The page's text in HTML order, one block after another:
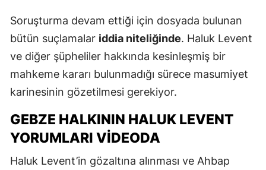
Soruşturma devam ettiği için dosyada bulunan
bütün suçlamalar iddia niteliğinde. Haluk Levent
ve diğer şüpheliler hakkında kesinleşmiş bir
mahkeme kararı bulunmadığı sürece masumiyet
karinesinin gözetilmesi gerekiyor.
GEBZE HALKININ HALUK LEVENT
YORUMLARI VIDEODA
Haluk Levent’in gözaltına alınması ve Ahbap